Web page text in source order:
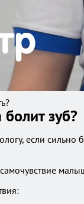
зуб?
если сильно